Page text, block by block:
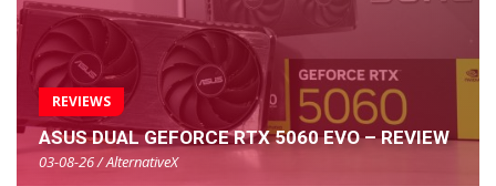
REVIEWS
ASUS DUAL GEFORCE RTX 5060 EVO – REVIEW
03-08-26 / AlternativeX